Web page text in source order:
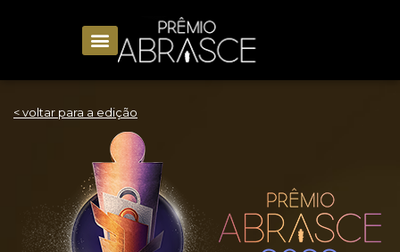
< voltar para a edição